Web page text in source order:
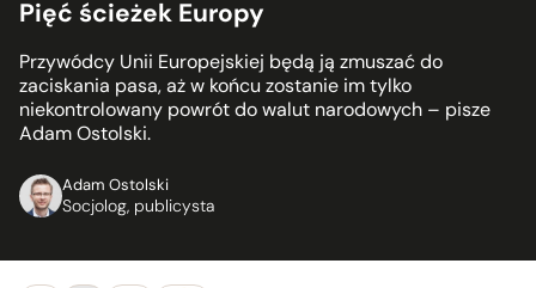
Pięć ścieżek Europy
Przywódcy Unii Europejskiej będą ją zmuszać do
zaciskania pasa, aż w końcu zostanie im tylko
niekontrolowany powrót do walut narodowych – pisze
Adam Ostolski.
Adam Ostolski
Socjolog, publicysta